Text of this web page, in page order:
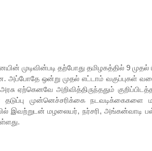
முடிவின்படி தற்போது தமிழகத்தில் 9
அப்போதே ஒன்று முதல் எட்டாம் வகுப்புகள்
ஏற்கெனவே அறிவித்திருந்ததும்
முன்னெச்சரிக்கை நடவடிக்கைகளை
இவற்றுடன் மழலையர், நர்சரி, அங்கன்வாடி